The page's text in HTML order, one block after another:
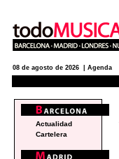
08 de agosto de 2026 | Agenda
Actualidad
Cartelera